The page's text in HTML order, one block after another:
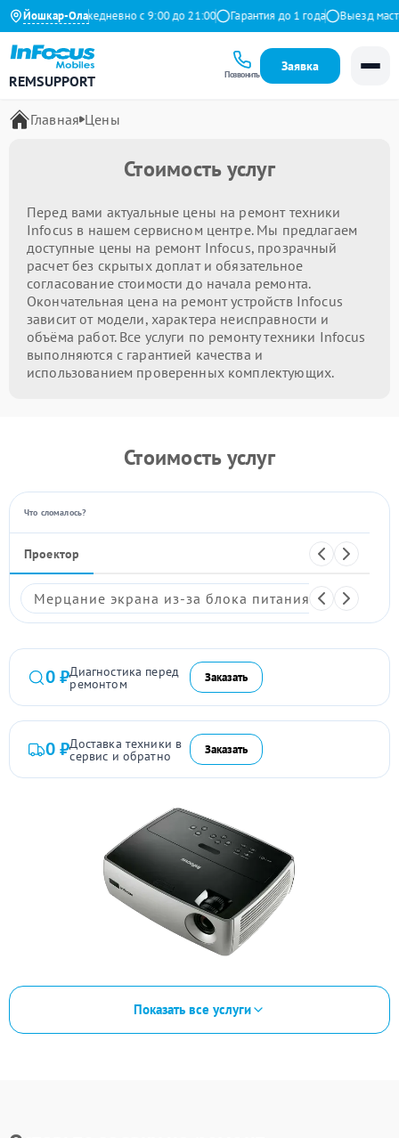
Йошкар-Ола
Яндекс Ежедневно с 9:00 до 21:00 Гарантия до 1 года Выезд
REMSUPPORT Позвонить
Заявка
Главная Цены
Стоимость услуг
Перед вами актуальные цены на ремонт техники
Infocus в нашем сервисном центре. Мы предлагаем
доступные цены на ремонт Infocus, прозрачный
расчет без скрытых доплат и обязательное
согласование стоимости до начала ремонта.
Окончательная цена на ремонт устройств Infocus
зависит от модели, характера неисправности и
объёма работ. Все услуги по ремонту техники Infocus
выполняются с гарантией качества и
использованием проверенных комплектующих.
Стоимость услуг
Что сломалось?
Проектор
Мерцание экрана из-за блока питания
0 ₽Диагностика перед
ремонтом Заказать
0 ₽Доставка техники в
сервис и обратно Заказать
Показать все услуги